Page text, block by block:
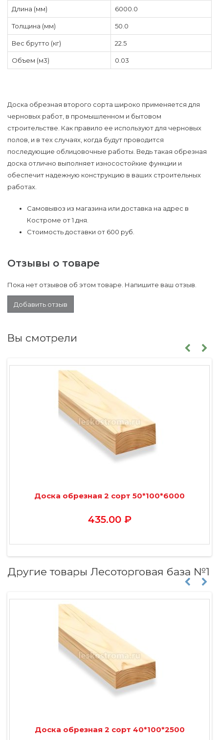
Длина (мм) 6000.0
Толщина (мм) 50.0
Вес брутто (кг) 22.5
Объем (м3) 0.03
Доска обрезная второго сорта широко применяется для
черновых работ, в промышленном и бытовом
строительстве. Как правило ее используют для черновых
полов, и в тех случаях, когда будут проводится
последующие облицовочные работы. Ведь такая обрезная
доска отлично выполняет износостойкие функции и
обеспечит надежную конструкцию в ваших строительных
работах.
Самовывоз из магазина или доставка на адрес в
Костроме от 1 дня.
Стоимость доставки от 600 руб.
Отзывы о товаре
Пока нет отзывов об этом товаре. Напишите ваш отзыв.
Добавить отзыв
Вы смотрели
Доска обрезная 2 сорт 50*100*6000
435.00 ₽
Другие товары Лесоторговая база №1
Доска обрезная 2 сорт 40*100*2500